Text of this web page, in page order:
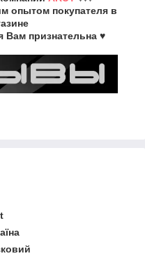
опытом покупателя в
Вам признательна ♥